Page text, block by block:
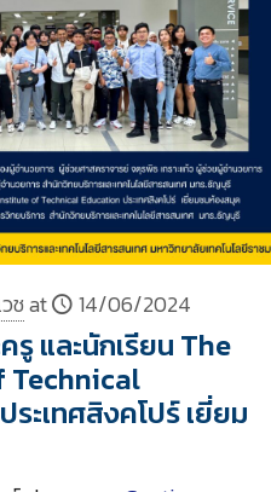
ชat 14/06/2024
และนักเรียน The
ะเทศสิงคโปร์ เยี่ยม